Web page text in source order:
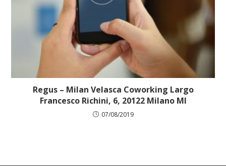
Regus – Milan Velasca Coworking Largo
Francesco Richini, 6, 20122 Milano MI
07/08/2019